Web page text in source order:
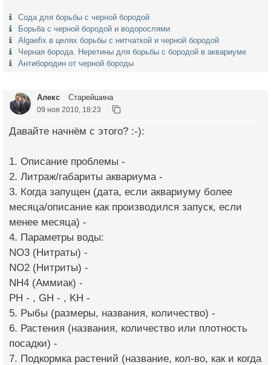
Сода для борьбы с черной бородой
Борьба с черной бородой и водорослями
Algaefix в целях борьбы с нитчаткой и черной бородой
Черная борода. Неретины для борьбы с бородой в аквариуме
Антибородин от черной бороды
Алекс Старейшина
09 ноя 2010, 18:23
Давайте начнём с этого? :-):
1. Описание проблемы -
2. Литраж/габариты аквариума -
3. Когда запущен (дата, если аквариуму более
месяца/описание как производился запуск, если
менее месяца) -
4. Параметры воды:
NO3 (Нитраты) -
NO2 (Нитриты) -
NH4 (Аммиак) -
PH - , GH - , KH -
5. Рыбы (размеры, названия, количество) -
6. Растения (названия, количество или плотность
посадки) -
7. Подкормка растений (название, кол-во, как и когда